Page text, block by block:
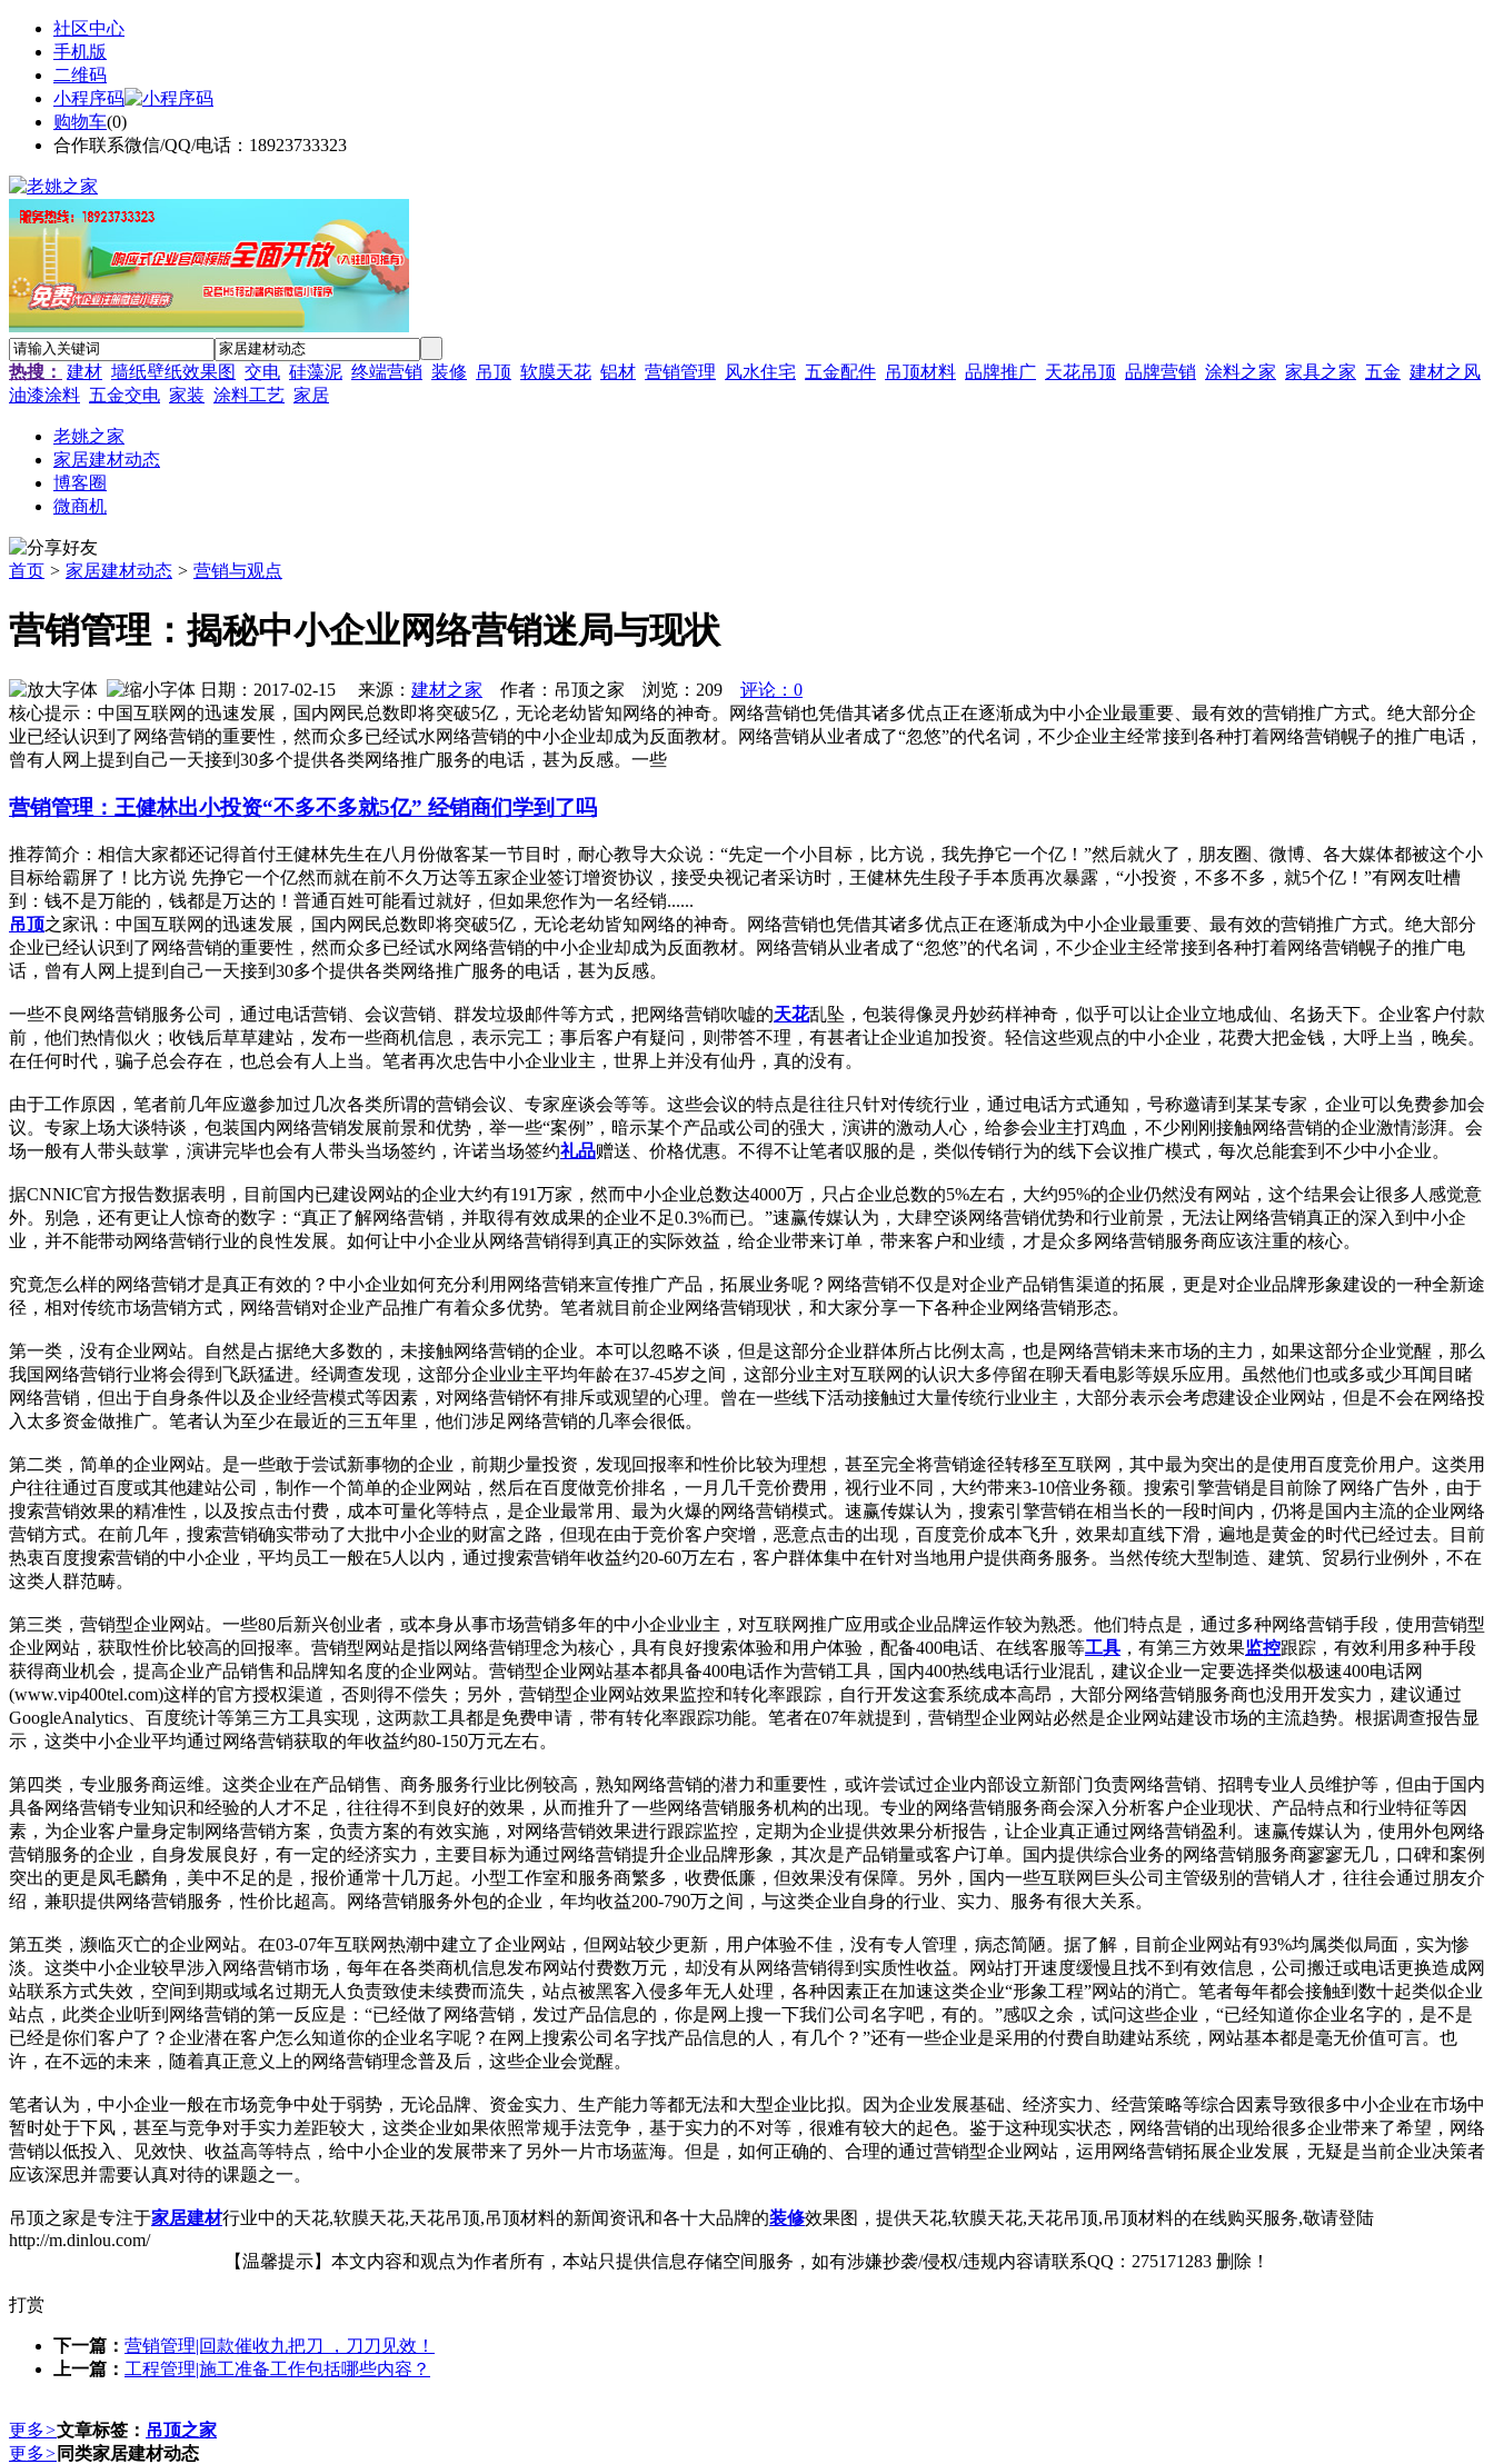
社区中心
手机版
二维码
小程序码
购物车(0)
合作联系微信/QQ/电话：18923733323
热搜： 建材 墙纸壁纸效果图 交电 硅藻泥 终端营销 装修 吊顶 软膜天花 铝材 营销管理 风水住宅 五金配件 吊顶材料 品牌推广 天花吊顶 品牌营销 涂料之家 家具之家 五金 建材之风
油漆涂料 五金交电 家装 涂料工艺 家居
老姚之家
家居建材动态
博客圈
微商机
首页 > 家居建材动态 > 营销与观点
营销管理：揭秘中小企业网络营销迷局与现状
日期：2017-02-15 来源： 建材之家 作者：吊顶之家 浏览： 209
评论：0
核心提示：中国互联网的迅速发展，国内网民总数即将突破5亿，无论老幼皆知网络的神奇。网络营销也凭借其诸多优点正在逐渐成为中小企业最重要、最有效的营销推广方式。绝大部分企
业已经认识到了网络营销的重要性，然而众多已经试水网络营销的中小企业却成为反面教材。网络营销从业者成了“忽悠”的代名词，不少企业主经常接到各种打着网络营销幌子的推广电话，
曾有人网上提到自己一天接到30多个提供各类网络推广服务的电话，甚为反感。一些
营销管理：王健林出小投资“不多不多就5亿” 经销商们学到了吗
推荐简介：相信大家都还记得首付王健林先生在八月份做客某一节目时，耐心教导大众说：“先定一个小目标，比方说，我先挣它一个亿！”然后就火了，朋友圈、微博、各大媒体都被这个小
目标给霸屏了！比方说 先挣它一个亿然而就在前不久万达等五家企业签订增资协议，接受央视记者采访时，王健林先生段子手本质再次暴露，“小投资，不多不多，就5个亿！”有网友吐槽
到：钱不是万能的，钱都是万达的！普通百姓可能看过就好，但如果您作为一名经销......
吊顶之家讯：中国互联网的迅速发展，国内网民总数即将突破5亿，无论老幼皆知网络的神奇。网络营销也凭借其诸多优点正在逐渐成为中小企业最重要、最有效的营销推广方式。绝大部分
企业已经认识到了网络营销的重要性，然而众多已经试水网络营销的中小企业却成为反面教材。网络营销从业者成了“忽悠”的代名词，不少企业主经常接到各种打着网络营销幌子的推广电
话，曾有人网上提到自己一天接到30多个提供各类网络推广服务的电话，甚为反感。
一些不良网络营销服务公司，通过电话营销、会议营销、群发垃圾邮件等方式，把网络营销吹嘘的天花乱坠，包装得像灵丹妙药样神奇，似乎可以让企业立地成仙、名扬天下。企业客户付款
前，他们热情似火；收钱后草草建站，发布一些商机信息，表示完工；事后客户有疑问，则带答不理，有甚者让企业追加投资。轻信这些观点的中小企业，花费大把金钱，大呼上当，晚矣。
在任何时代，骗子总会存在，也总会有人上当。笔者再次忠告中小企业业主，世界上并没有仙丹，真的没有。
由于工作原因，笔者前几年应邀参加过几次各类所谓的营销会议、专家座谈会等等。这些会议的特点是往往只针对传统行业，通过电话方式通知，号称邀请到某某专家，企业可以免费参加会
议。专家上场大谈特谈，包装国内网络营销发展前景和优势，举一些“案例”，暗示某个产品或公司的强大，演讲的激动人心，给参会业主打鸡血，不少刚刚接触网络营销的企业激情澎湃。会
场一般有人带头鼓掌，演讲完毕也会有人带头当场签约，许诺当场签约礼品赠送、价格优惠。不得不让笔者叹服的是，类似传销行为的线下会议推广模式，每次总能套到不少中小企业。
据CNNIC官方报告数据表明，目前国内已建设网站的企业大约有191万家，然而中小企业总数达4000万，只占企业总数的5%左右，大约95%的企业仍然没有网站，这个结果会让很多人感觉意
外。别急，还有更让人惊奇的数字：“真正了解网络营销，并取得有效成果的企业不足0.3%而已。”速赢传媒认为，大肆空谈网络营销优势和行业前景，无法让网络营销真正的深入到中小企
业，并不能带动网络营销行业的良性发展。如何让中小企业从网络营销得到真正的实际效益，给企业带来订单，带来客户和业绩，才是众多网络营销服务商应该注重的核心。
究竟怎么样的网络营销才是真正有效的？中小企业如何充分利用网络营销来宣传推广产品，拓展业务呢？网络营销不仅是对企业产品销售渠道的拓展，更是对企业品牌形象建设的一种全新途
径，相对传统市场营销方式，网络营销对企业产品推广有着众多优势。笔者就目前企业网络营销现状，和大家分享一下各种企业网络营销形态。
第一类，没有企业网站。自然是占据绝大多数的，未接触网络营销的企业。本可以忽略不谈，但是这部分企业群体所占比例太高，也是网络营销未来市场的主力，如果这部分企业觉醒，那么
我国网络营销行业将会得到飞跃猛进。经调查发现，这部分企业业主平均年龄在37-45岁之间，这部分业主对互联网的认识大多停留在聊天看电影等娱乐应用。虽然他们也或多或少耳闻目睹
网络营销，但出于自身条件以及企业经营模式等因素，对网络营销怀有排斥或观望的心理。曾在一些线下活动接触过大量传统行业业主，大部分表示会考虑建设企业网站，但是不会在网络投
入太多资金做推广。笔者认为至少在最近的三五年里，他们涉足网络营销的几率会很低。
第二类，简单的企业网站。是一些敢于尝试新事物的企业，前期少量投资，发现回报率和性价比较为理想，甚至完全将营销途径转移至互联网，其中最为突出的是使用百度竞价用户。这类用
户往往通过百度或其他建站公司，制作一个简单的企业网站，然后在百度做竞价排名，一月几千竞价费用，视行业不同，大约带来3-10倍业务额。搜索引擎营销是目前除了网络广告外，由于
搜索营销效果的精准性，以及按点击付费，成本可量化等特点，是企业最常用、最为火爆的网络营销模式。速赢传媒认为，搜索引擎营销在相当长的一段时间内，仍将是国内主流的企业网络
营销方式。在前几年，搜索营销确实带动了大批中小企业的财富之路，但现在由于竞价客户突增，恶意点击的出现，百度竞价成本飞升，效果却直线下滑，遍地是黄金的时代已经过去。目前
热衷百度搜索营销的中小企业，平均员工一般在5人以内，通过搜索营销年收益约20-60万左右，客户群体集中在针对当地用户提供商务服务。当然传统大型制造、建筑、贸易行业例外，不在
这类人群范畴。
第三类，营销型企业网站。一些80后新兴创业者，或本身从事市场营销多年的中小企业业主，对互联网推广应用或企业品牌运作较为熟悉。他们特点是，通过多种网络营销手段，使用营销型
企业网站，获取性价比较高的回报率。营销型网站是指以网络营销理念为核心，具有良好搜索体验和用户体验，配备400电话、在线客服等工具 ，有第三方效果监控跟踪，有效利用多种手段
获得商业机会，提高企业产品销售和品牌知名度的企业网站。营销型企业网站基本都具备400电话作为营销工具，国内400热线电话行业混乱，建议企业一定要选择类似极速400电话网
(www.vip400tel.com)这样的官方授权渠道，否则得不偿失；另外，营销型企业网站效果监控和转化率跟踪，自行开发这套系统成本高昂，大部分网络营销服务商也没用开发实力，建议通过
GoogleAnalytics、百度统计等第三方工具实现，这两款工具都是免费申请，带有转化率跟踪功能。笔者在07年就提到，营销型企业网站必然是企业网站建设市场的主流趋势。根据调查报告显
示，这类中小企业平均通过网络营销获取的年收益约80-150万元左右。
第四类，专业服务商运维。这类企业在产品销售、商务服务行业比例较高，熟知网络营销的潜力和重要性，或许尝试过企业内部设立新部门负责网络营销、招聘专业人员维护等，但由于国内
具备网络营销专业知识和经验的人才不足，往往得不到良好的效果，从而推升了一些网络营销服务机构的出现。专业的网络营销服务商会深入分析客户企业现状、产品特点和行业特征等因
素，为企业客户量身定制网络营销方案，负责方案的有效实施，对网络营销效果进行跟踪监控，定期为企业提供效果分析报告，让企业真正通过网络营销盈利。速赢传媒认为，使用外包网络
营销服务的企业，自身发展良好，有一定的经济实力，主要目标为通过网络营销提升企业品牌形象，其次是产品销量或客户订单。国内提供综合业务的网络营销服务商寥寥无几，口碑和案例
突出的更是凤毛麟角，美中不足的是，报价通常十几万起。小型工作室和服务商繁多，收费低廉，但效果没有保障。另外，国内一些互联网巨头公司主管级别的营销人才，往往会通过朋友介
绍，兼职提供网络营销服务，性价比超高。网络营销服务外包的企业，年均收益200-790万之间，与这类企业自身的行业、实力、服务有很大关系。
第五类，濒临灭亡的企业网站。在03-07年互联网热潮中建立了企业网站，但网站较少更新，用户体验不佳，没有专人管理，病态简陋。据了解，目前企业网站有93%均属类似局面，实为惨
淡。这类中小企业较早涉入网络营销市场，每年在各类商机信息发布网站付费数万元，却没有从网络营销得到实质性收益。网站打开速度缓慢且找不到有效信息，公司搬迁或电话更换造成网
站联系方式失效，空间到期或域名过期无人负责致使未续费而流失，站点被黑客入侵多年无人处理，各种因素正在加速这类企业“形象工程”网站的消亡。笔者每年都会接触到数十起类似企业
站点，此类企业听到网络营销的第一反应是：“已经做了网络营销，发过产品信息的，你是网上搜一下我们公司名字吧，有的。”感叹之余，试问这些企业，“已经知道你企业名字的，是不是
已经是你们客户了？企业潜在客户怎么知道你的企业名字呢？在网上搜索公司名字找产品信息的人，有几个？”还有一些企业是采用的付费自助建站系统，网站基本都是毫无价值可言。也
许，在不远的未来，随着真正意义上的网络营销理念普及后，这些企业会觉醒。
笔者认为，中小企业一般在市场竞争中处于弱势，无论品牌、资金实力、生产能力等都无法和大型企业比拟。因为企业发展基础、经济实力、经营策略等综合因素导致很多中小企业在市场中
暂时处于下风，甚至与竞争对手实力差距较大，这类企业如果依照常规手法竞争，基于实力的不对等，很难有较大的起色。鉴于这种现实状态，网络营销的出现给很多企业带来了希望，网络
营销以低投入、见效快、收益高等特点，给中小企业的发展带来了另外一片市场蓝海。但是，如何正确的、合理的通过营销型企业网站，运用网络营销拓展企业发展，无疑是当前企业决策者
应该深思并需要认真对待的课题之一。
吊顶之家是专注于家居建材行业中的天花,软膜天花,天花吊顶,吊顶材料的新闻资讯和各十大品牌的装修效果图，提供天花,软膜天花,天花吊顶,吊顶材料的在线购买服务,敬请登陆
http://m.dinlou.com/
【温馨提示】本文内容和观点为作者所有，本站只提供信息存储空间服务，如有涉嫌抄袭/侵权/违规内容请联系QQ：275171283 删除！
打赏
下一篇： 营销管理|回款催收九把刀 ，刀刀见效！
上一篇： 工程管理|施工准备工作包括哪些内容？
更多>文章标签： 吊顶之家
更多> 同类家居建材动态